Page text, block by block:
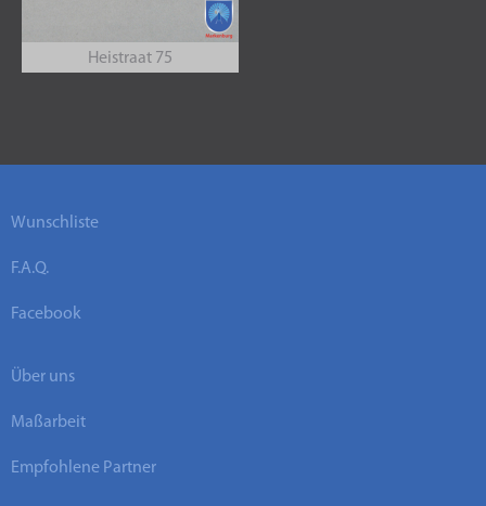
Heistraat 75
Wunschliste
F.A.Q.
Facebook
Über uns
Maßarbeit
Empfohlene Partner